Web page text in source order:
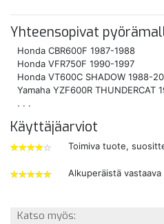
Yhteensopivat
Honda CBR600F 1987-1988
Honda VFR750F 1990-1997
Honda VT600C SHADOW 1988-
Yamaha YZF600R THUNDERCAT
. . .
Käyttäjäarviot
tähdet
Toimiva tuote,
Alkuperäistä vastaava
Katso myös: